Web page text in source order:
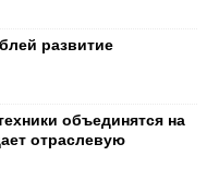
развитие
объединятся на
отраслевую